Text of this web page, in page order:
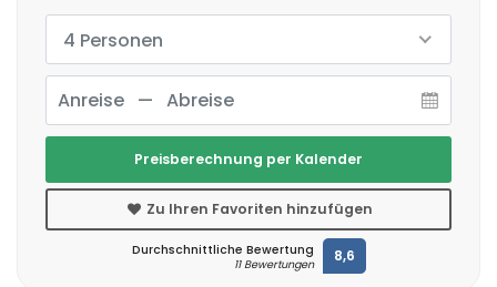
4 Personen
Preisberechnung per Kalender
Zu Ihren Favoriten hinzufügen
Durchschnittliche Bewertung
11 Bewertungen 8,6